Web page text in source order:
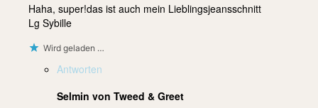
Haha, super!das ist auch mein Lieblingsjeansschnitt
Lg Sybille
Wird geladen …
Antworten
Selmin von Tweed & Greet